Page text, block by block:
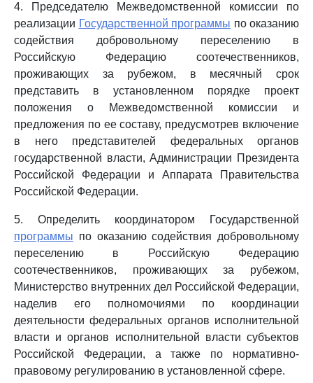
4. Председателю Межведомственной комиссии по
реализации Государственной программы по оказанию
содействия добровольному переселению в
Российскую Федерацию соотечественников,
проживающих за рубежом, в месячный срок
представить в установленном порядке проект
положения о Межведомственной комиссии и
предложения по ее составу, предусмотрев включение
в него представителей федеральных органов
государственной власти, Администрации Президента
Российской Федерации и Аппарата Правительства
Российской Федерации.
5. Определить координатором Государственной
программы по оказанию содействия добровольному
переселению в Российскую Федерацию
соотечественников, проживающих за рубежом,
Министерство внутренних дел Российской Федерации,
наделив его полномочиями по координации
деятельности федеральных органов исполнительной
власти и органов исполнительной власти субъектов
Российской Федерации, а также по нормативно-
правовому регулированию в установленной сфере.